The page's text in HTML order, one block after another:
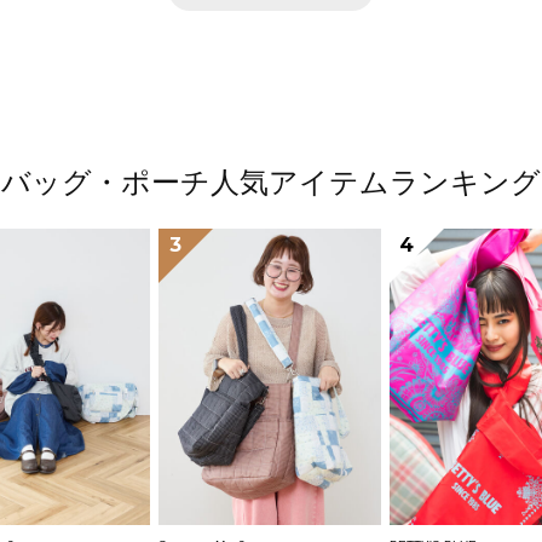
バッグ・ポーチ人気アイテムランキング
3 4